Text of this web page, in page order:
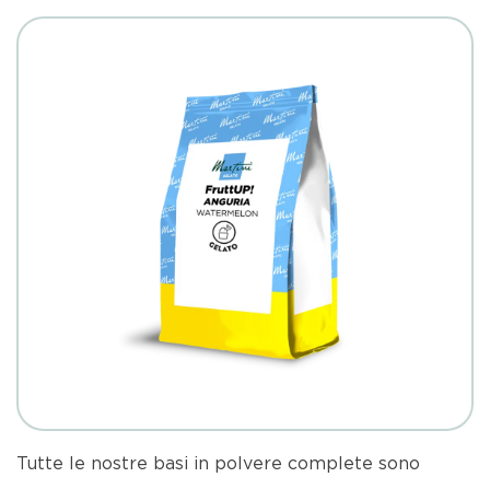
Tutte le nostre basi in polvere complete sono